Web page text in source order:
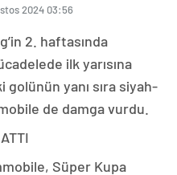
2024 03:56
2. haftasında
ilk yarısına
golünün yanı sıra siyah-
de damga vurdu.
Süper Kupa